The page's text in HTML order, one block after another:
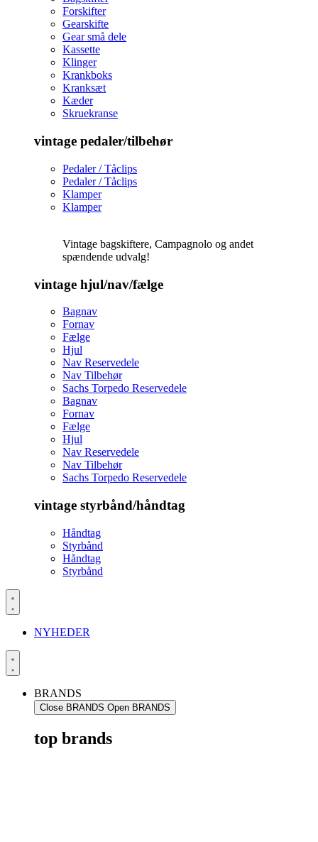
Forskifter
Gearskifte
Gear små dele
Kassette
Klinger
Krankboks
Kranksæt
Kæder
Skruekranse
vintage pedaler/tilbehør
Pedaler / Tåclips
Pedaler / Tåclips
Klamper
Klamper
Vintage bagskiftere, Campagnolo og andet
spændende udvalg!
vintage hjul/nav/fælge
Bagnav
Fornav
Fælge
Hjul
Nav Reservedele
Nav Tilbehør
Sachs Torpedo Reservedele
Bagnav
Fornav
Fælge
Hjul
Nav Reservedele
Nav Tilbehør
Sachs Torpedo Reservedele
vintage styrbånd/håndtag
Håndtag
Styrbånd
Håndtag
Styrbånd
NYHEDER
BRANDS
Close BRANDS Open BRANDS
top brands